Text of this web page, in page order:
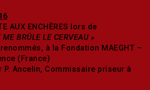
AUX ENCHÈRES lors de
BRÛLE LE CERVEAU »
à la Fondation MAEGHT –
(France)
P. Ancelin, Commissaire priseur à